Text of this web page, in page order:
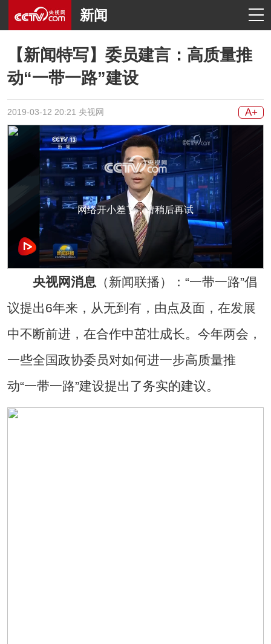
新闻
【新闻特写】委员建言：高质量推
动“一带一路”建设
2019-03-12 20:21 央视网 A+
网络开小差了，请稍后再试
央视网消息 （新闻联播）：“一带一路”倡
议提出6年来，从无到有，由点及面，在发展
中不断前进，在合作中茁壮成长。今年两会，
一些全国政协委员对如何进一步高质量推
动“一带一路”建设提出了务实的建议。